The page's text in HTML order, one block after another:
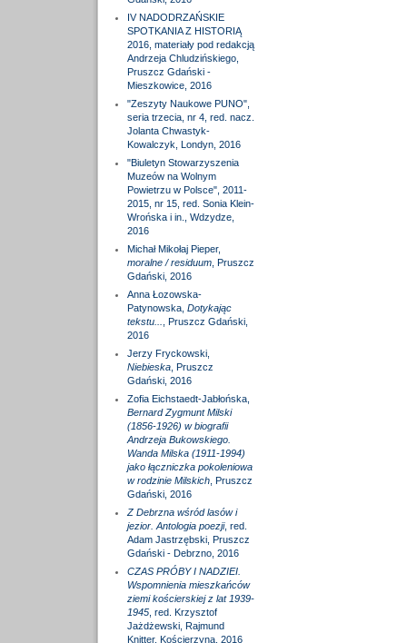
IV NADODRZAŃSKIE
SPOTKANIA Z HISTORIĄ
2016, materiały pod redakcją
Andrzeja Chludzińskiego,
Pruszcz Gdański -
Mieszkowice, 2016
"Zeszyty Naukowe PUNO",
seria trzecia, nr 4, red. nacz.
Jolanta Chwastyk-
Kowalczyk, Londyn, 2016
"Biuletyn Stowarzyszenia
Muzeów na Wolnym
Powietrzu w Polsce", 2011-
2015, nr 15, red. Sonia Klein-
Wrońska i in., Wdzydze,
2016
Michał Mikołaj Pieper,
moralne / residuum, Pruszcz
Gdański, 2016
Anna Łozowska-
Patynowska, Dotykając
tekstu...
, Pruszcz Gdański,
2016
Jerzy Fryckowski,
Niebieska, Pruszcz
Gdański, 2016
Zofia Eichstaedt-Jabłońska,
Bernard Zygmunt Milski
(1856-1926) w biografii
Andrzeja Bukowskiego.
Wanda Milska (1911-1994)
jako łączniczka pokoleniowa
w rodzinie Milskich, Pruszcz
Gdański, 2016
Z Debrzna wśród lasów i
jezior. Antologia poezji, red.
Adam Jastrzębski, Pruszcz
Gdański - Debrzno, 2016
CZAS PRÓBY I NADZIEI.
Wspomnienia mieszkańców
ziemi kościerskiej z lat 1939-
1945, red. Krzysztof
Jażdżewski, Rajmund
Knitter, Kościerzyna, 2016